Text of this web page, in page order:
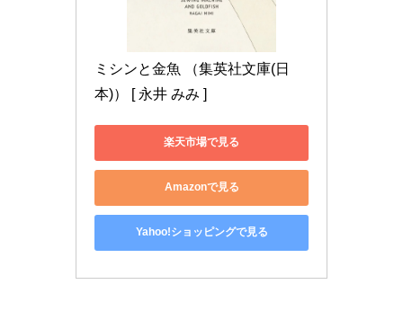
ミシンと金魚 （集英社文庫(日
本)） [ 永井 みみ ]
楽天市場で見る
Amazonで見る
Yahoo!ショッピングで見る